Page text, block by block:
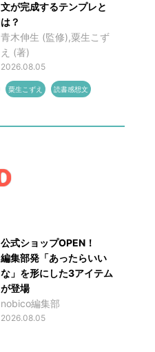
文が完成するテンプレと
は？
青木伸生 (監修),粟生こず
え (著)
2026.08.05
粟生こずえ 読書感想文
公式ショップOPEN！
編集部発「あったらいい
な」を形にした3アイテム
が登場
nobico編集部
2026.08.05